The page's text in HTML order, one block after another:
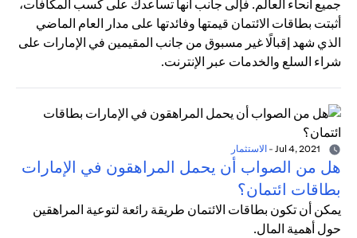
جميع أنحاء العالم. فإلى جانب أنها تساعدك على كسب المكافآت،
أثبتت بطاقات الائتمان قيمتها وفائدتها على مدار العام الماضي
الذي شهد إقبالًا غير مسبوق من جانب المقيمين في الإمارات على
شراء السلع والخدمات عبر الإنترنت.
- الاستثمار
هل من الصواب أن يحمل المراهقون في الإمارات
بطاقات ائتمان؟
يمكن أن تكون بطاقات الائتمان طريقة رائعة لتوعية المراهقين
حول أهمية المال.